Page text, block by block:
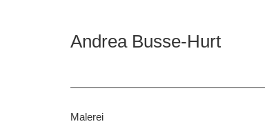
Andrea Busse-Hurt
Malerei